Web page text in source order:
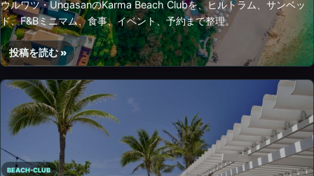
む
予
約、
ア
ク
セ
ス
完
全
ガ
イ
ウルワツ・UngasanのKarma Beach Clubを、ヒルトラム、サンベッ
ド、F&Bミニマム、食事、イベント、予約まで整理。
【2026
8
月
3
更
新】
投稿を読む »
BEACH-CLUB